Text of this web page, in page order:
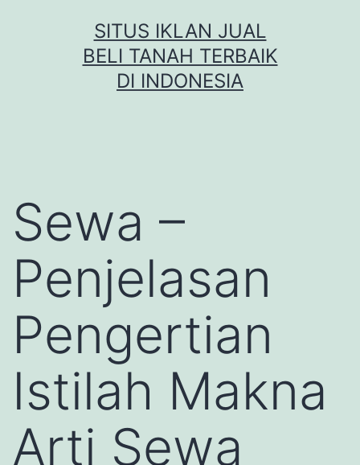
SITUS IKLAN JUAL
BELI TANAH TERBAIK
DI INDONESIA
Sewa –
Penjelasan
Pengertian
Istilah Makna
Arti Sewa